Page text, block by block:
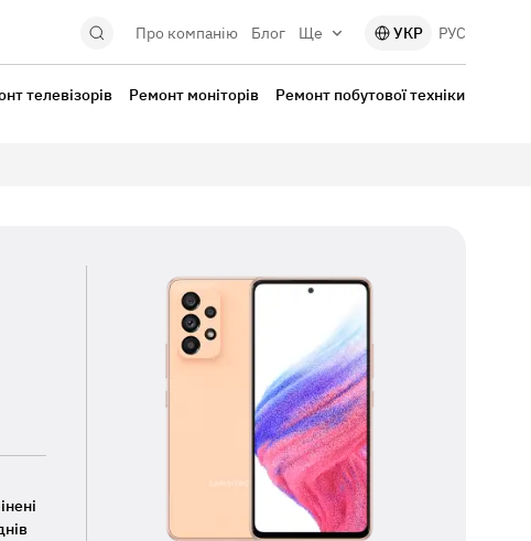
Про компанію Блог Ще УКР РУС
телевізорів Ремонт моніторів Ремонт побутової техніки